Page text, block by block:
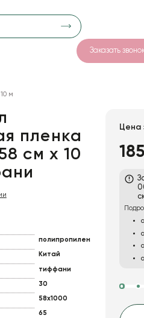
Заказать
м
пленка
см x 10
полипропилен
Китай
тиффани
30
58x1000
65
Цена